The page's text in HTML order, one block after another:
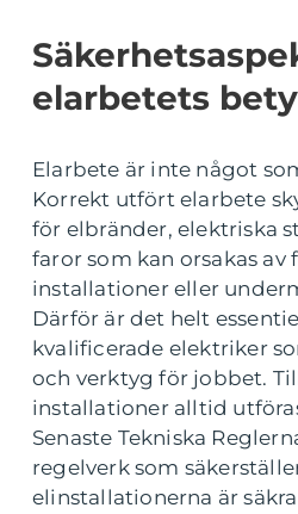
elarbetets
Elarbete är inte något
Korrekt utfört elarbete
för elbränder, elektriska
faror som kan orsakas
installationer eller
Därför är det helt
kvalificerade elektriker
och verktyg för jobbet.
installationer alltid
Senaste Tekniska
regelverk som
elinstallationerna är